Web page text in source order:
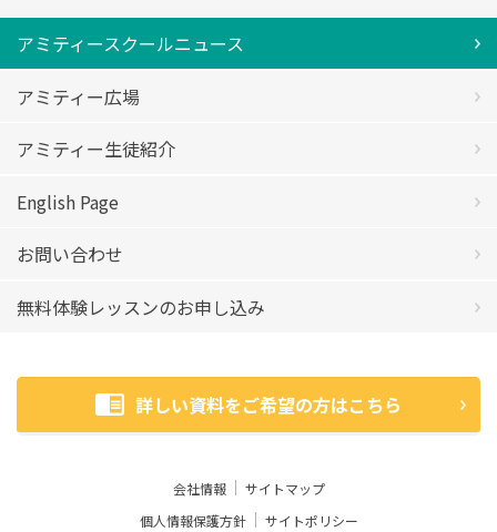
アミティースクールニュース
アミティー広場
アミティー生徒紹介
English Page
お問い合わせ
無料体験レッスンのお申し込み
詳しい資料をご希望の方はこちら
会社情報
サイトマップ
個人情報保護方針
サイトポリシー